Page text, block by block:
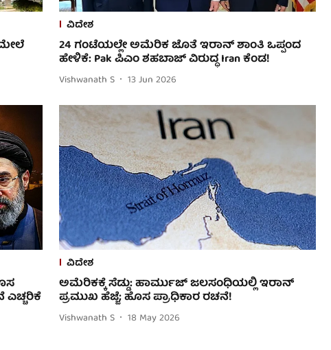
ವಿದೇಶ
24 ಗಂಟೆಯಲ್ಲೇ ಅಮೆರಿಕ ಜೊತೆ ಇರಾನ್ ಶಾಂತಿ ಒಪ್ಪಂದ
ಹೇಳಿಕೆ: Pak ಪಿಎಂ ಶಹಬಾಜ್ ವಿರುದ್ಧ Iran ಕೆಂಡ!
Vishwanath S 13 Jun 2026
ಎಚ್ಚರಿಕೆ
ವಿದೇಶ
ಅಮೆರಿಕಕ್ಕೆ ಸೆಡ್ಡು: ಹಾರ್ಮುಜ್ ಜಲಸಂಧಿಯಲ್ಲಿ ಇರಾನ್
ಪ್ರಮುಖ ಹೆಜ್ಜೆ; ಹೊಸ ಪ್ರಾಧಿಕಾರ ರಚನೆ!
Vishwanath S 18 May 2026